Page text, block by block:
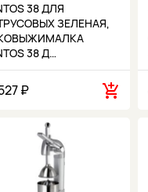
38 ДЛЯ
ЗЕЛЕНАЯ,
38 Д…
₽